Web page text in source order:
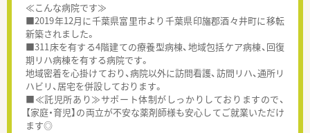
≪こんな病院です≫
■2019年12月に千葉県富里市より千葉県印旛郡酒々井町に移転
新築されました。
■311床を有する4階建ての療養型病棟、地域包括ケア病棟、回復
期リハ病棟を有する病院です。
地域密着を心掛けており、病院以外に訪問看護、訪問リハ、通所リ
ハビリ、居宅を併設しております。
■≪託児所あり≫サポート体制がしっかりしておりますので、
【家庭・育児】の両立が不安な薬剤師様も安心してご就業いただけ
ます◎